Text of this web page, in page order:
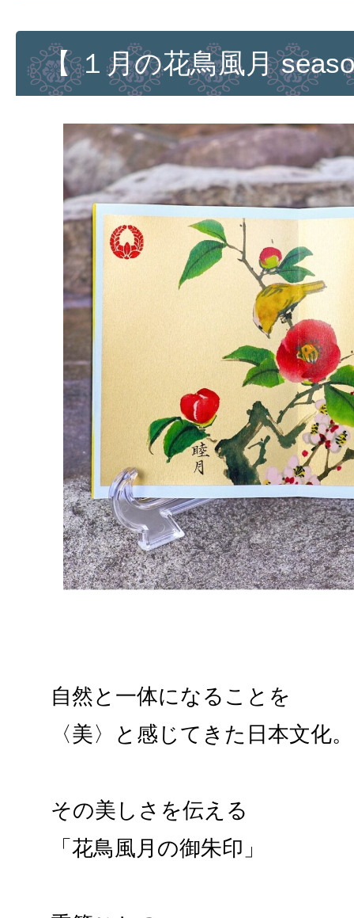
【 １月の花鳥風月
自然と一体になることを
〈美〉と感じてきた日本文化。
その美しさを伝える
「花鳥風月の御朱印」